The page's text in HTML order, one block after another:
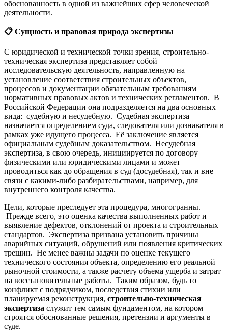
обоснованность в одной из важнейших сфер человеческой
деятельности.
📋 Сущность и правовая природа экспертизы
С юридической и технической точки зрения, строительно-
техническая экспертиза представляет собой
исследовательскую деятельность, направленную на
установление соответствия строительных объектов,
процессов и документации обязательным требованиям
нормативных правовых актов и технических регламентов. В
Российской Федерации она подразделяется на два основных
вида: судебную и несудебную. Судебная экспертиза
назначается определением суда, следователя или дознавателя в
рамках уже идущего процесса. Её заключение является
официальным судебным доказательством. Несудебная
экспертиза, в свою очередь, инициируется по договору
физическими или юридическими лицами и может
проводиться как до обращения в суд (досудебная), так и вне
связи с какими-либо разбирательствами, например, для
внутреннего контроля качества.
Цели, которые преследует эта процедура, многогранны.
Прежде всего, это оценка качества выполненных работ и
выявление дефектов, отклонений от проекта и строительных
стандартов. Экспертиза призвана установить причины
аварийных ситуаций, обрушений или появления критических
трещин. Не менее важны задачи по оценке текущего
технического состояния объекта, определению его реальной
рыночной стоимости, а также расчету объема ущерба и затрат
на восстановительные работы. Таким образом, будь то
конфликт с подрядчиком, последствия стихии или
планируемая реконструкция, строительно-техническая
экспертиза служит тем самым фундаментом, на котором
строятся обоснованные решения, претензии и аргументы в
суде.